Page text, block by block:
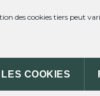
des cookies tiers peut
COOKIES